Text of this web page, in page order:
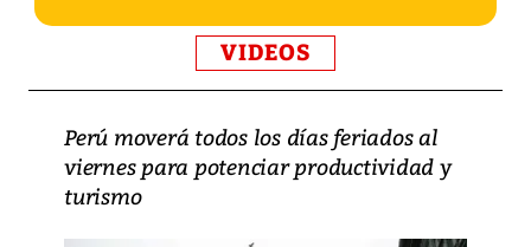
VIDEOS
Perú moverá todos los días feriados al
viernes para potenciar productividad y
turismo